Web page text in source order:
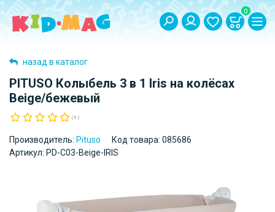
0
назад в каталог
PITUSO Колыбель 3 в 1 Iris на колёсах
Beige/бежевый
( 0 )
Производитель: Pituso Код товара: 085686
Артикул: PD-C03-Beige-IRIS